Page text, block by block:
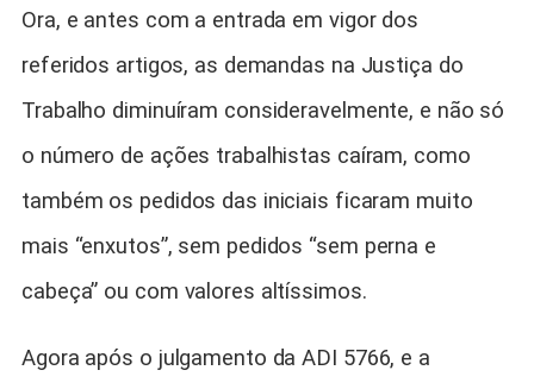
Ora, e antes com a entrada em vigor dos
referidos artigos, as demandas na Justiça do
Trabalho diminuíram consideravelmente, e não só
o número de ações trabalhistas caíram, como
também os pedidos das iniciais ficaram muito
mais “enxutos”, sem pedidos “sem perna e
cabeça” ou com valores altíssimos.
Agora após o julgamento da ADI 5766, e a